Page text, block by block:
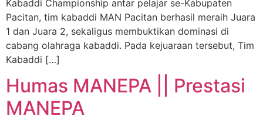
Kabaddi Championship antar pelajar se-Kabupaten
Pacitan, tim kabaddi MAN Pacitan berhasil meraih Juara
1 dan Juara 2, sekaligus membuktikan dominasi di
cabang olahraga kabaddi. Pada kejuaraan tersebut, Tim
Kabaddi […]
Humas MANEPA || Prestasi
MANEPA